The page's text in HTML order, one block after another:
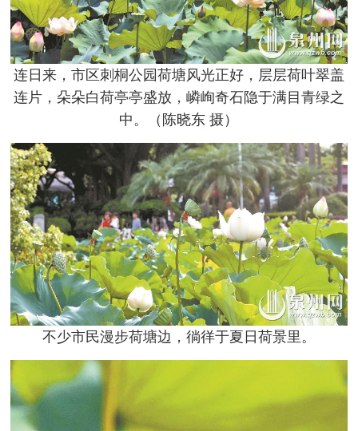
连日来，市区刺桐公园荷塘风光正好，层层荷叶翠盖
连片，朵朵白荷亭亭盛放，嶙峋奇石隐于满目青绿之
中。（陈晓东 摄）
不少市民漫步荷塘边，徜徉于夏日荷景里。